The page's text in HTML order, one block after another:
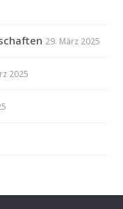
29. März 2025
2025